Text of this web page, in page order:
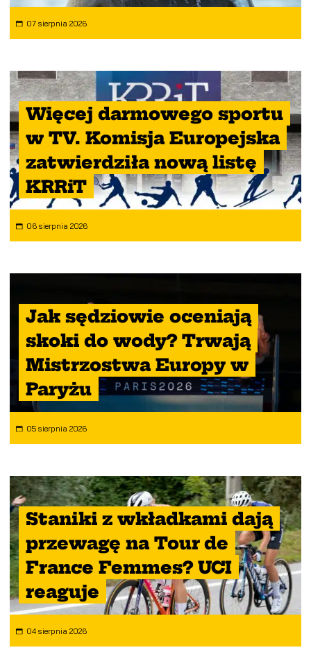
07 sierpnia 2026
Więcej darmowego sportu
w TV. Komisja Europejska
zatwierdziła nową listę
KRRiT
06 sierpnia 2026
Jak sędziowie oceniają
skoki do wody? Trwają
Mistrzostwa Europy w
Paryżu
05 sierpnia 2026
Staniki z wkładkami dają
przewagę na Tour de
France Femmes? UCI
reaguje
04 sierpnia 2026